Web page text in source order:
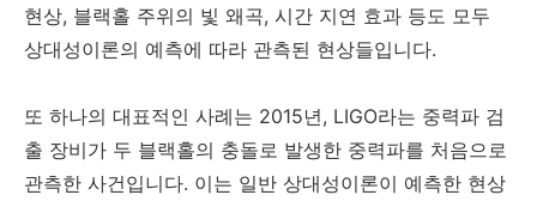
현상, 블랙홀 주위의 빛 왜곡, 시간 지연 효과 등도 모두
상대성이론의 예측에 따라 관측된 현상들입니다.
또 하나의 대표적인 사례는 2015년, LIGO라는 중력파 검
출 장비가 두 블랙홀의 충돌로 발생한 중력파를 처음으로
관측한 사건입니다. 이는 일반 상대성이론이 예측한 현상